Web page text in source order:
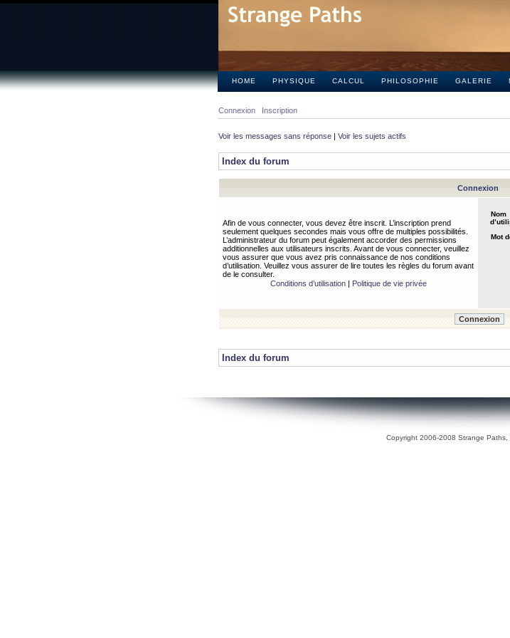
HOME PHYSIQUE CALCUL PHILOSOPHIE GALERIE
Connexion Inscription
Voir les messages sans réponse | Voir les sujets actifs
Index du forum
Connexion
Afin de vous connecter, vous devez être inscrit. L’inscription prend
seulement quelques secondes mais vous offre de multiples possibilités.
L’administrateur du forum peut également accorder des permissions
additionnelles aux utilisateurs inscrits. Avant de vous connecter, veuillez
vous assurer que vous avez pris connaissance de nos conditions
d’utilisation. Veuillez vous assurer de lire toutes les règles du forum avant
de le consulter.
Conditions d’utilisation| Politique de vie privée
Nom
Mot
Index du forum
Copyright 2006-2008 Strange Paths,